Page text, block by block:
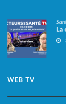
La
WEB TV